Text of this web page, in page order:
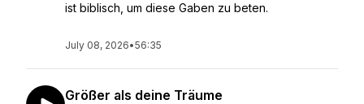
ist biblisch, um diese Gaben zu beten.
July 08, 2026•56:35
Größer als deine Träume